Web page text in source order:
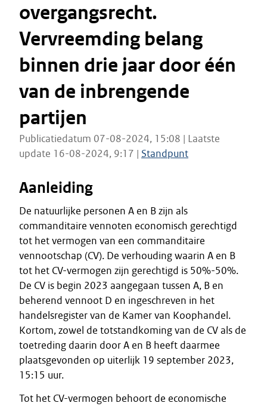
overgangsrecht.
Vervreemding belang
binnen drie jaar door één
van de inbrengende
partijen
Publicatiedatum 07-08-2024, 15:08 | Laatste
update 16-08-2024, 9:17 | Standpunt
Aanleiding
De natuurlijke personen A en B zijn als
commanditaire vennoten economisch gerechtigd
tot het vermogen van een commanditaire
vennootschap (CV). De verhouding waarin A en B
tot het CV-vermogen zijn gerechtigd is 50%-50%.
De CV is begin 2023 aangegaan tussen A, B en
beherend vennoot D en ingeschreven in het
handelsregister van de Kamer van Koophandel.
Kortom, zowel de totstandkoming van de CV als de
toetreding daarin door A en B heeft daarmee
plaatsgevonden op uiterlijk 19 september 2023,
15:15 uur.
Tot het CV-vermogen behoort de economische